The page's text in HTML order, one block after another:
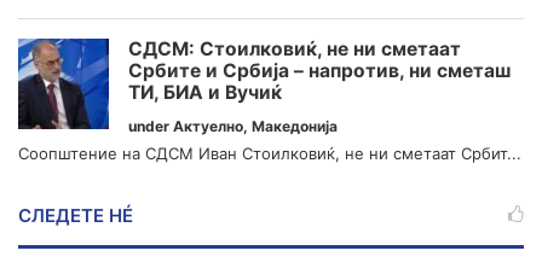
СДСМ: Стоилковиќ, не ни сметаат
Србите и Србија – напротив, ни сметаш
ТИ, БИА и Вучиќ
under Актуелно, Македонија
Соопштение на СДСМ Иван Стоилковиќ, не ни сметаат Србит...
СЛЕДЕТЕ НÉ